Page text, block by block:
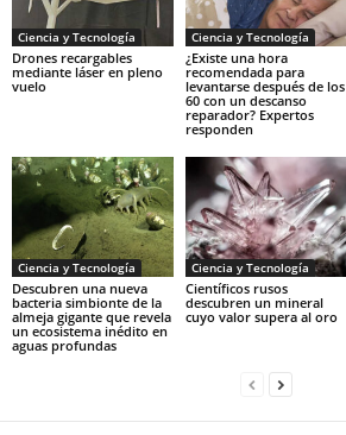
Ciencia y Tecnología
Drones recargables
mediante láser en pleno
vuelo
Ciencia y Tecnología
¿Existe una hora
recomendada para
levantarse después de los
60 con un descanso
reparador? Expertos
responden
Ciencia y Tecnología
Descubren una nueva
bacteria simbionte de la
almeja gigante que revela
un ecosistema inédito en
aguas profundas
Ciencia y Tecnología
Científicos rusos
descubren un mineral
cuyo valor supera al oro